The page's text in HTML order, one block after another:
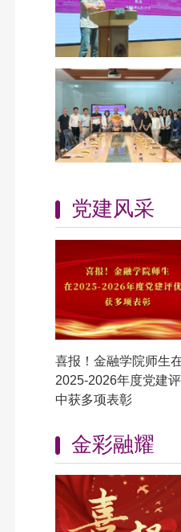
党建风采
喜报！金融学院师生
2025-2026年度党建
中获多项表彰
金彩融耀